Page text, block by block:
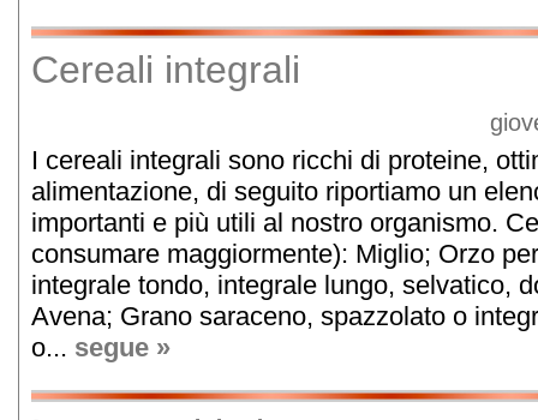
Cereali integrali
I cereali integrali sono ricchi di proteine,
alimentazione, di seguito riportiamo un
importanti e più utili al nostro organismo.
consumare maggiormente): Miglio; Orzo
integrale tondo, integrale lungo, selvatico,
Avena; Grano saraceno, spazzolato o
o... segue »